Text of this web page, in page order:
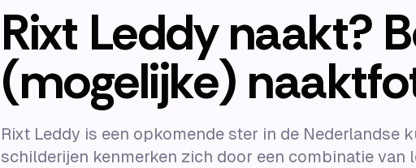
Rixt Leddy naakt?
(mogelijke)
Rixt Leddy is een opkomende ster in de Nederlandse
schilderijen kenmerken zich door een combinatie van